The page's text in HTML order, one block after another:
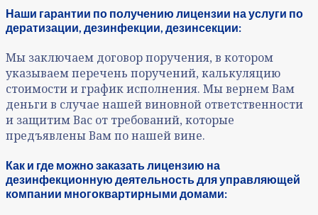
Наши гарантии по получению лицензии на услуги по
дератизации, дезинфекции, дезинсекции:
Мы заключаем договор поручения, в котором
указываем перечень поручений, калькуляцию
стоимости и график исполнения. Мы вернем Вам
деньги в случае нашей виновной ответственности
и защитим Вас от требований, которые
предъявлены Вам по нашей вине.
Как и где можно заказать лицензию на
дезинфекционную деятельность для управляющей
компании многоквартирными домами: